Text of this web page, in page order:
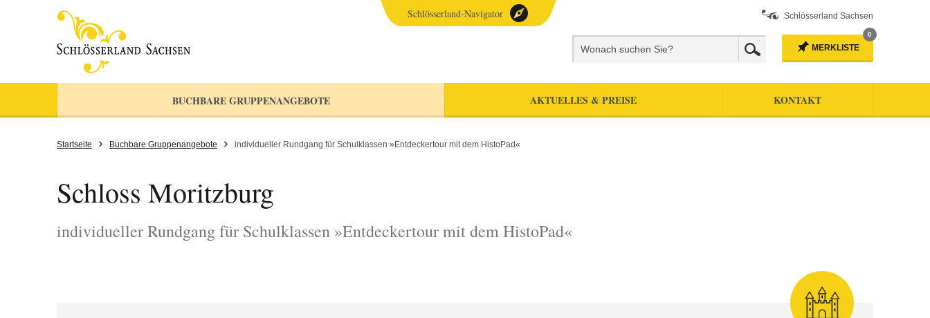
Schlösserland Sachsen
MERKLISTE
0
BUCHBARE GRUPPENANGEBOTE AKTUELLES & PREISE KONTAKT
Schlösserland-Navigator
Startseite Buchbare Gruppenangebote individueller Rundgang für Schulklassen »Entdeckertour mit dem HistoPad«
Schloss Moritzburg
individueller Rundgang für Schulklassen »Entdeckertour mit dem HistoPad«